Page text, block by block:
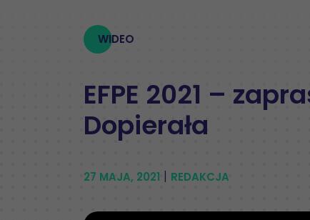
WIDEO
EFPE 2021 –
Dopierała
27 MAJA, 2021 | REDAKCJA